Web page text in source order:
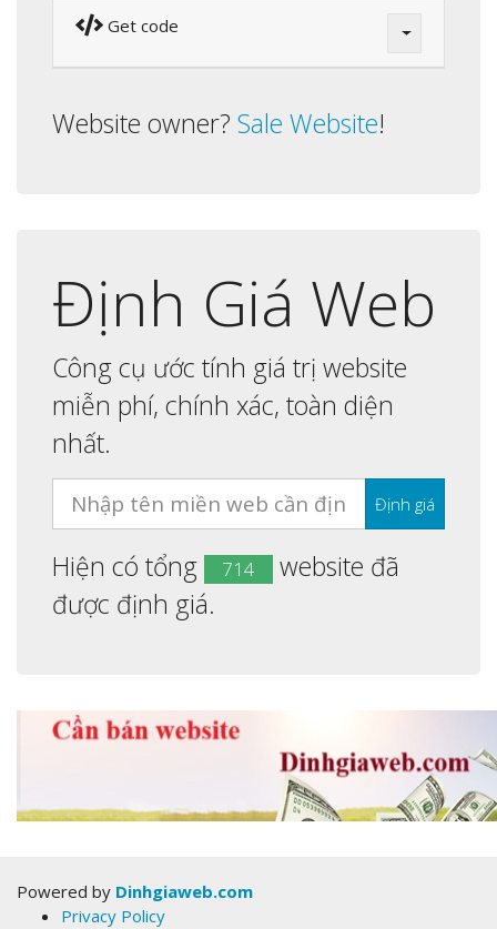
Get code
Website owner? Sale Website!
Định Giá Web
Công cụ ước tính giá trị website
miễn phí, chính xác, toàn diện
nhất.
Hiện có tổng 714
website đã
được định giá.
Powered by Dinhgiaweb.com
Privacy Policy